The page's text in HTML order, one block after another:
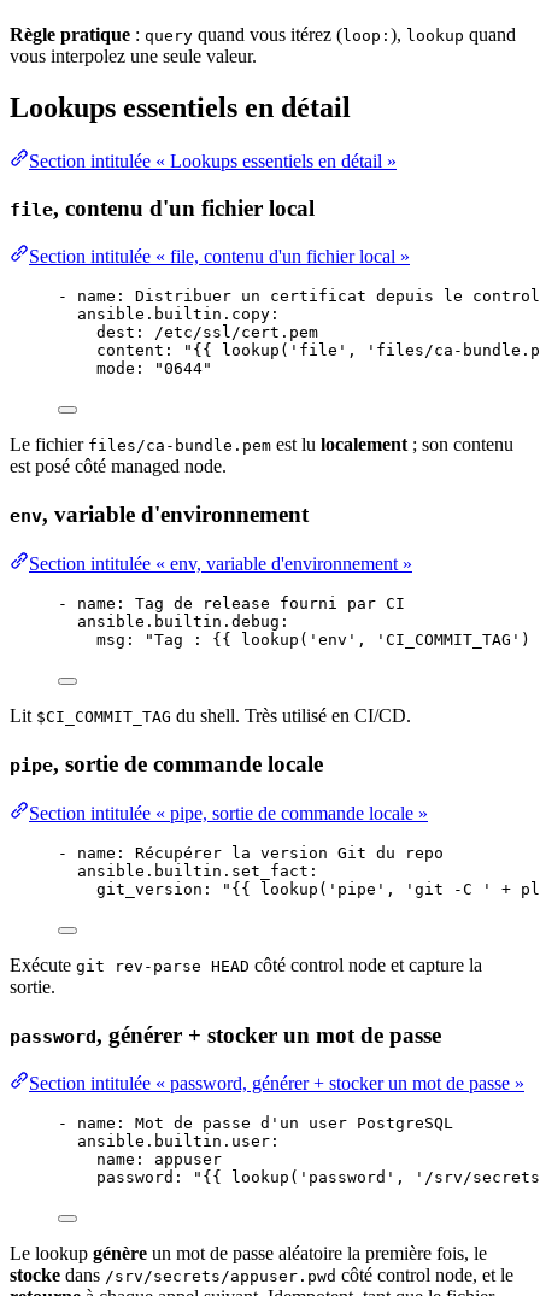
Règle pratique : query quand vous itérez (loop: ), lookup quand
vous interpolez une seule valeur.
Lookups essentiels en détail
Section intitulée « Lookups essentiels en détail »
file, contenu d'un fichier local
Section intitulée « file, contenu d'un fichier local »
- name : Distribuer un certificat depuis le control
ansible.builtin.copy :
dest : /etc/ssl/cert.pem
content : " {{ lookup('file', 'files/ca-
mode : "0644"
Le fichier files/ca-bundle.pem est lu localement ; son contenu
est posé côté managed node.
env, variable d'environnement
Section intitulée « env, variable d'environnement »
- name : Tag de release fourni par CI
ansible.builtin.debug :
msg : "Tag : {{ lookup('env',
Lit $CI_COMMIT_TAG du shell. Très utilisé en CI/CD.
pipe, sortie de commande locale
Section intitulée « pipe, sortie de commande locale »
- name : Récupérer la version Git du repo
ansible.builtin.set_fact :
git_version : " {{ lookup('pipe', 'git -C ' +
Exécute git rev-parse HEAD côté control node et capture la
sortie.
password, générer + stocker un mot de passe
Section intitulée « password, générer + stocker un mot de passe »
- name : Mot de passe d'un user PostgreSQL
ansible.builtin.user :
name : appuser
password : " {{ lookup('password', '/srv/
Le lookup génère un mot de passe aléatoire la première fois, le
stocke dans /srv/secrets/appuser.pwd côté control node, et le